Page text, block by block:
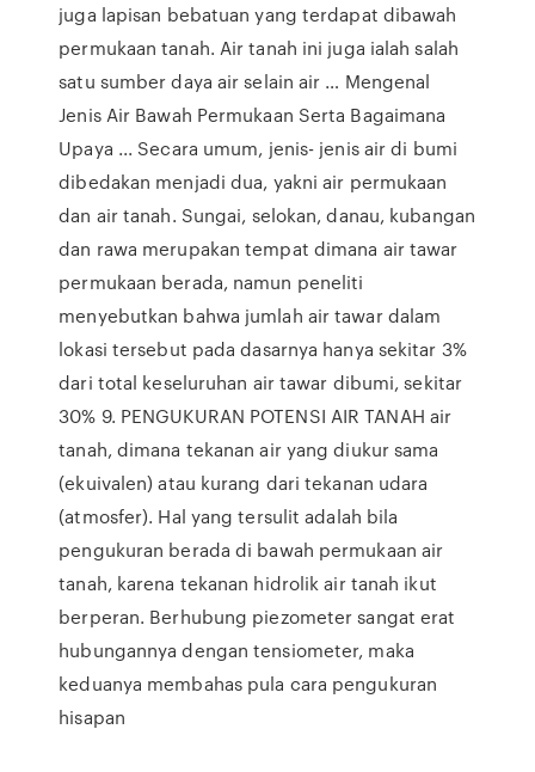
juga lapisan bebatuan yang terdapat dibawah
permukaan tanah. Air tanah ini juga ialah salah
satu sumber daya air selain air … Mengenal
Jenis Air Bawah Permukaan Serta Bagaimana
Upaya ... Secara umum, jenis- jenis air di bumi
dibedakan menjadi dua, yakni air permukaan
dan air tanah. Sungai, selokan, danau, kubangan
dan rawa merupakan tempat dimana air tawar
permukaan berada, namun peneliti
menyebutkan bahwa jumlah air tawar dalam
lokasi tersebut pada dasarnya hanya sekitar 3%
dari total keseluruhan air tawar dibumi, sekitar
30% 9. PENGUKURAN POTENSI AIR TANAH air
tanah, dimana tekanan air yang diukur sama
(ekuivalen) atau kurang dari tekanan udara
(atmosfer). Hal yang tersulit adalah bila
pengukuran berada di bawah permukaan air
tanah, karena tekanan hidrolik air tanah ikut
berperan. Berhubung piezometer sangat erat
hubungannya dengan tensiometer, maka
keduanya membahas pula cara pengukuran
hisapan